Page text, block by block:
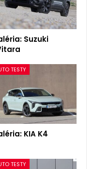
Suzuki
TESTY
KIA K4
TESTY